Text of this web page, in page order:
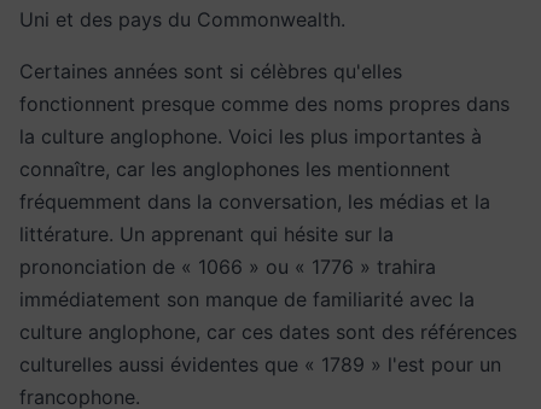
Uni et des pays du Commonwealth.
Certaines années sont si célèbres qu'elles
fonctionnent presque comme des noms propres dans
la culture anglophone. Voici les plus importantes à
connaître, car les anglophones les mentionnent
fréquemment dans la conversation, les médias et la
littérature. Un apprenant qui hésite sur la
prononciation de « 1066 » ou « 1776 » trahira
immédiatement son manque de familiarité avec la
culture anglophone, car ces dates sont des références
culturelles aussi évidentes que « 1789 » l'est pour un
francophone.